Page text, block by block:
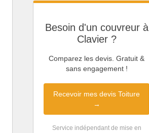
Besoin d'un couvreur à
Clavier ?
Comparez les devis. Gratuit &
sans engagement !
Recevoir mes devis Toiture
→
Service indépendant de mise en